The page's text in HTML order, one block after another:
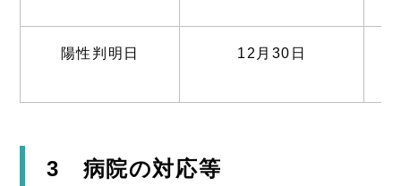
陽性判明日 12月30日
3 病院の対応等